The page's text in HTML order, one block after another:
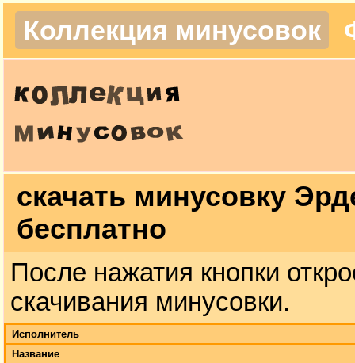
Коллекция минусовок
скачать минусовку
бесплатно
После нажатия кнопки
скачивания минусовки.
Исполнитель
Название